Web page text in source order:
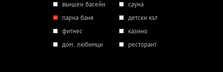
външен басейн
сауна
парна баня
детски кът
фитнес
казино
дом. любимци
ресторант